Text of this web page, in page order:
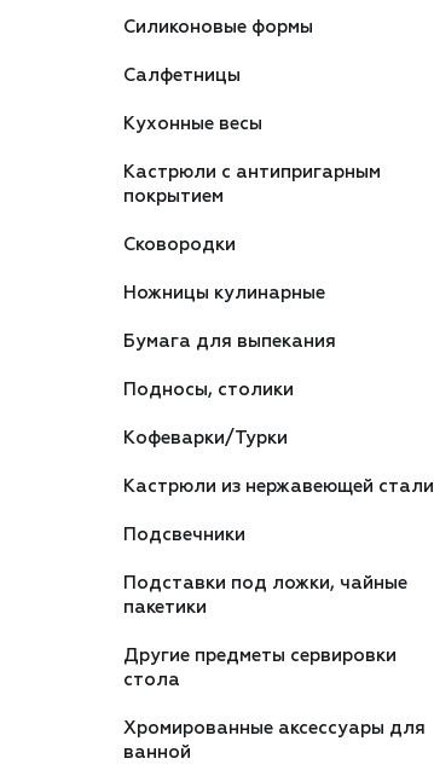
Силиконовые формы
Салфетницы
Кухонные весы
Кастрюли с антипригарным
покрытием
Сковородки
Ножницы кулинарные
Бумага для выпекания
Подносы, столики
Кофеварки/Турки
Кастрюли из нержавеющей стали
Подсвечники
Подставки под ложки, чайные
пакетики
Другие предметы сервировки
стола
Хромированные аксессуары для
ванной